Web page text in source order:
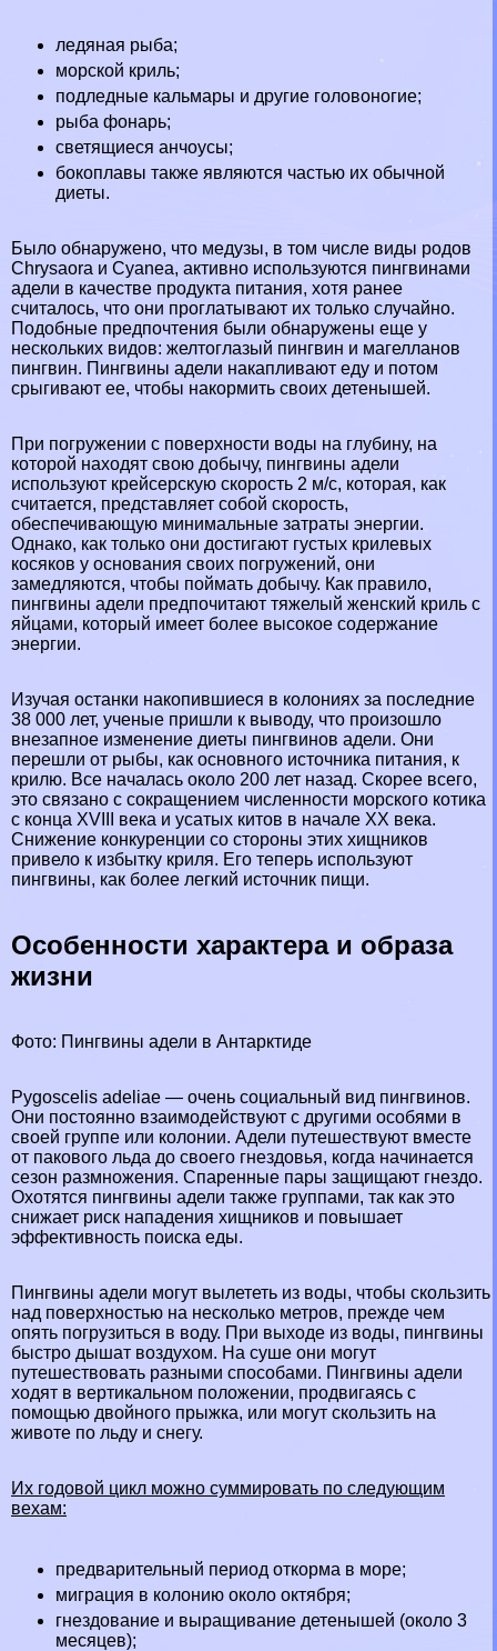
ледяная рыба;
морской криль;
подледные кальмары и другие головоногие;
рыба фонарь;
светящиеся анчоусы;
бокоплавы также являются частью их обычной
диеты.
Было обнаружено, что медузы, в том числе виды родов
Chrysaora и Cyanea, активно используются пингвинами
адели в качестве продукта питания, хотя ранее
считалось, что они проглатывают их только случайно.
Подобные предпочтения были обнаружены еще у
нескольких видов: желтоглазый пингвин и магелланов
пингвин. Пингвины адели накапливают еду и потом
срыгивают ее, чтобы накормить своих детенышей.
При погружении с поверхности воды на глубину, на
которой находят свою добычу, пингвины адели
используют крейсерскую скорость 2 м/с, которая, как
считается, представляет собой скорость,
обеспечивающую минимальные затраты энергии.
Однако, как только они достигают густых крилевых
косяков у основания своих погружений, они
замедляются, чтобы поймать добычу. Как правило,
пингвины адели предпочитают тяжелый женский криль с
яйцами, который имеет более высокое содержание
энергии.
Изучая останки накопившиеся в колониях за последние
38 000 лет, ученые пришли к выводу, что произошло
внезапное изменение диеты пингвинов адели. Они
перешли от рыбы, как основного источника питания, к
крилю. Все началась около 200 лет назад. Скорее всего,
это связано с сокращением численности морского котика
с конца XVIII века и усатых китов в начале XX века.
Снижение конкуренции со стороны этих хищников
привело к избытку криля. Его теперь используют
пингвины, как более легкий источник пищи.
Особенности хаpaктера и образа
жизни
Фото: Пингвины адели в Антарктиде
Pygoscelis adeliae — очень социальный вид пингвинов.
Они постоянно взаимодействуют с другими особями в
своей группе или колонии. Адели путешествуют вместе
от пакового льда до своего гнездовья, когда начинается
сезон размножения. Спаренные пары защищают гнездо.
Охотятся пингвины адели также группами, так как это
снижает риск нападения хищников и повышает
эффективность поиска еды.
Пингвины адели могут вылететь из воды, чтобы скользить
над поверхностью на несколько метров, прежде чем
опять погрузиться в воду. При выходе из воды, пингвины
быстро дышат воздухом. На суше они могут
путешествовать разными способами. Пингвины адели
ходят в вертикальном положении, продвигаясь с
помощью двойного прыжка, или могут скользить на
животе по льду и снегу.
Их годовой цикл можно суммировать по следующим
вехам:
предварительный период откорма в море;
миграция в колонию около октября;
гнездование и выращивание детенышей (около 3
месяцев);